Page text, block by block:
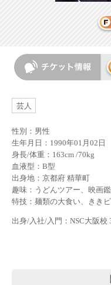
芸人
性別：男性
生年月日：1990年01月02日
身長/体重：163cm /70kg
血液型：B型
出身地：京都府 精華町
趣味：うどんツアー、映画
特技：麺類の大食い、きき
出身/入社/入門：NSC大阪校